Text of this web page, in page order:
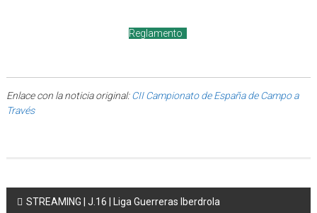
Reglamento
Enlace con la noticia original:CII Campionato de España de Campo a
Través
Post navigation
STREAMING | J.16 | Liga Guerreras Iberdrola